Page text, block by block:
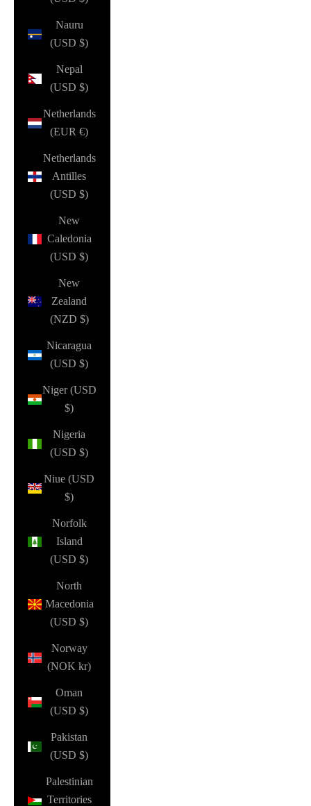
Nauru
(USD $)
Nepal
(USD $)
Netherlands
(EUR €)
Netherlands
Antilles
(USD $)
New
Caledonia
(USD $)
New
Zealand
(NZD $)
Nicaragua
(USD $)
Niger (USD
$)
Nigeria
(USD $)
Niue (USD
$)
Norfolk
Island
(USD $)
North
Macedonia
(USD $)
Norway
(NOK kr)
Oman
(USD $)
Pakistan
(USD $)
Palestinian
Territories